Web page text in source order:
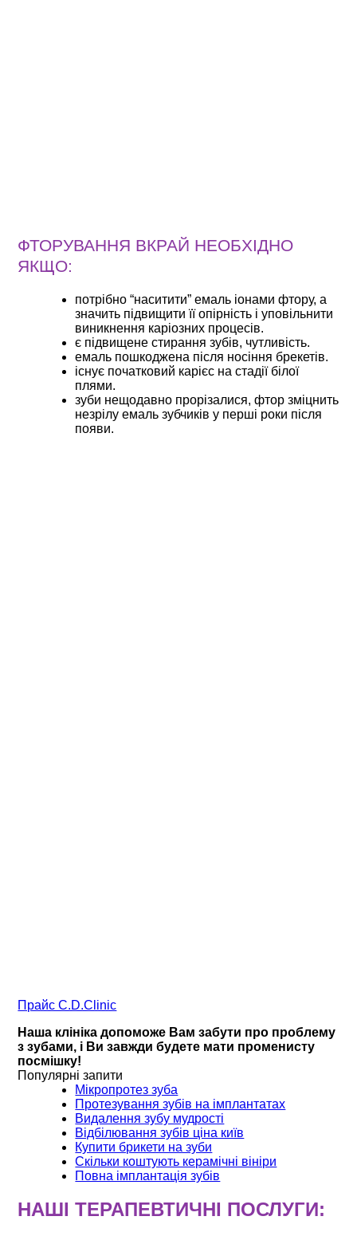
ФТОРУВАННЯ ВКРАЙ НЕОБХІДНО
ЯКЩО:
потрібно “наситити” емаль іонами фтору, а
значить підвищити її опірність і уповільнити
виникнення каріозних процесів.
є підвищене стирання зубів, чутливість.
емаль пошкоджена після носіння брекетів.
існує початковий карієс на стадії білої
плями.
зуби нещодавно прорізалися, фтор зміцнить
незрілу емаль зубчиків у перші роки після
появи.
Прайс C.D.Clinic
Наша клініка допоможе Вам забути про проблему
з зубами, і Ви завжди будете мати променисту
посмішку!
Популярні запити
Мікропротез зуба
Протезування зубів на імплантатах
Видалення зубу мудрості
Відбілювання зубів ціна київ
Купити брикети на зуби
Скільки коштують керамічні вініри
Повна імплантація зубів
НАШІ ТЕРАПЕВТИЧНІ ПОСЛУГИ: